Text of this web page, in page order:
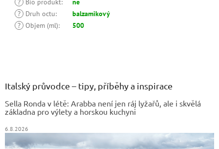
? Bio produkt:
ne
?
Druh octu:
balzamikový
? Objem (ml): 500
Italský průvodce – tipy, příběhy a inspirace
Sella Ronda v létě: Arabba není jen ráj lyžařů, ale i skvělá
základna pro výlety a horskou kuchyni
6.8.2026